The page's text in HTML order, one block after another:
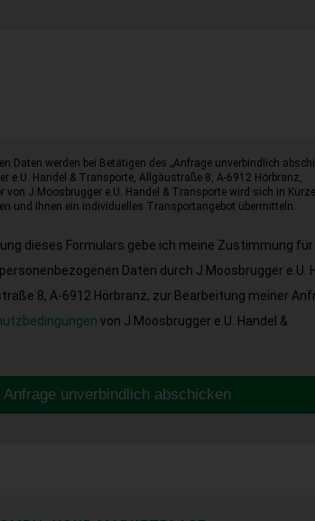
Daten werden bei Betätigen des „Anfrage unverbindlich
e.U. Handel & Transporte, Allgäustraße 8, A-6912 Hörbranz,
von J.Moosbrugger e.U. Handel & Transporte wird sich in
und Ihnen ein individuelles Transportangebot übermitteln.
dieses Formulars gebe ich meine Zustimmung für
Daten durch J.Moosbrugger e.U.
8, A-6912 Hörbranz, zur Bearbeitung meiner
von J.Moosbrugger e.U. Handel &
Anfrage unverbindlich abschicken